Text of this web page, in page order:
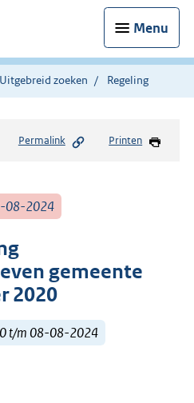
Menu
Uitgebreid zoeken Regeling
Permalink Printen
08-2024
gemeente
2020
t/m 08-08-2024